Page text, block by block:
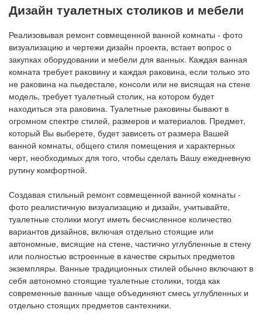
Дизайн туалетных столиков и мебели
Реализовывая ремонт совмещенной ванной комнаты - фото
визуализацию и чертежи дизайн проекта, встает вопрос о
закупках оборудовании и мебели для ванных. Каждая ванная
комната требует раковину и каждая раковина, если только это
не раковина на пьедестале, консоли или не висящая на стене
модель, требует туалетный столик, на котором будет
находиться эта раковина. Туалетные раковины бывают в
огромном спектре стилей, размеров и материалов. Предмет,
который Вы выберете, будет зависеть от размера Вашей
ванной комнаты, общего стиля помещения и характерных
черт, необходимых для того, чтобы сделать Вашу ежедневную
рутину комфортной.
Создавая стильный ремонт совмещенной ванной комнаты -
фото реалистичную визуализацию и дизайн, учитывайте,
туалетные столики могут иметь бесчисленное количество
вариантов дизайнов, включая отдельно стоящие или
автономные, висящие на стене, частично углубленные в стену
или полностью встроенные в качестве скрытых предметов
экземпляры. Ванные традиционных стилей обычно включают в
себя автономно стоящие туалетные столики, тогда как
современные ванные чаще объединяют смесь углубленных и
отдельно стоящих предметов сантехники.